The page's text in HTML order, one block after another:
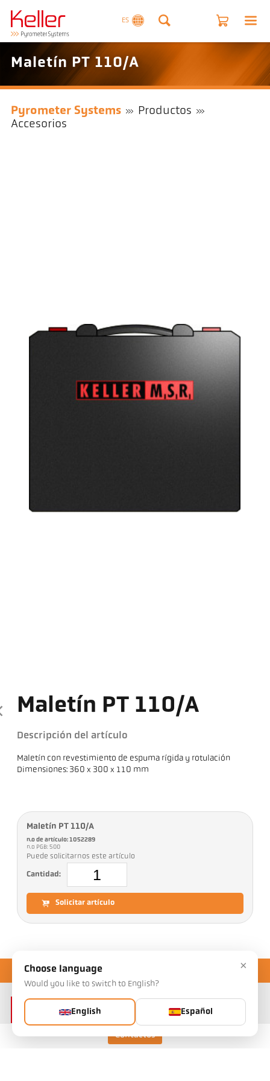
ES
Contactos
Maletín PT 110/A
Pyrometer Systems
Productos
Accesorios
Maletín PT 110/A
Descripción del artículo
Maletín con revestimiento de espuma rígida y rotulación
Dimensiones: 360 x 300 x 110 mm
Maletín PT 110/A
n.o de artículo: 1052289
n.o PGB: 500
Puede solicitarnos este artículo
Cantidad:
Solicitar artículo
×
Choose language
Would you like to switch to English?
English Español